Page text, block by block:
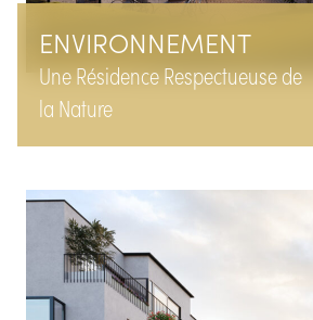
ENVIRONNEMENT
Une Résidence Respectueuse de
la Nature